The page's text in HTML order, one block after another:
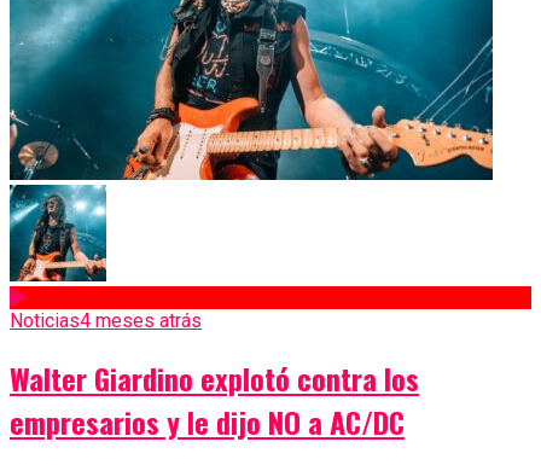
Noticias4 meses atrás
Walter Giardino explotó contra los
empresarios y le dijo NO a AC/DC